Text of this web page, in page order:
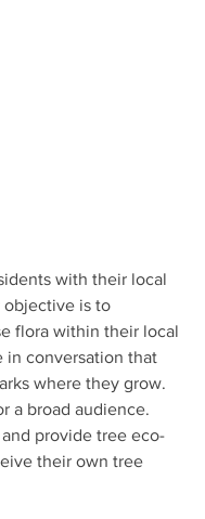
with their local
objective is to
flora within their local
in conversation that
where they grow.
a broad audience.
provide tree eco-
their own tree